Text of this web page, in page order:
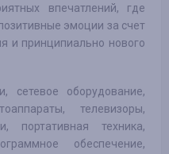
впечатлений, где
эмоции за счет
и принципиально нового
сетевое оборудование,
телевизоры,
портативная техника,
обеспечение,